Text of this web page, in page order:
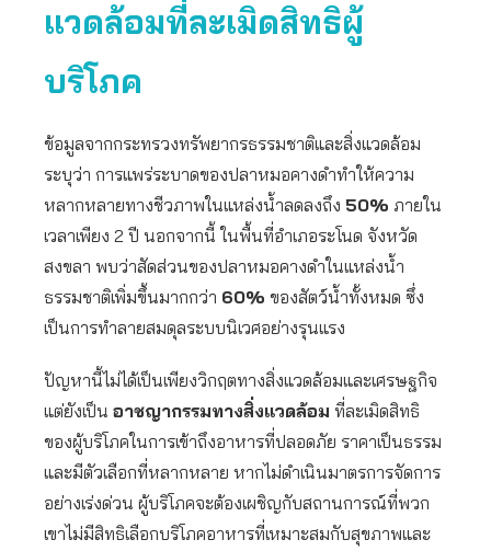
แวดล้อมที่ละเมิดสิทธิผู้
บริโภค
ข้อมูลจากกระทรวงทรัพยากรธรรมชาติและสิ่งแวดล้อม
ระบุว่า การแพร่ระบาดของปลาหมอคางดำทำให้ความ
หลากหลายทางชีวภาพในแหล่งน้ำลดลงถึง 50% ภายใน
เวลาเพียง 2 ปี นอกจากนี้ ในพื้นที่อำเภอระโนด จังหวัด
สงขลา พบว่าสัดส่วนของปลาหมอคางดำในแหล่งน้ำ
ธรรมชาติเพิ่มขึ้นมากกว่า 60% ของสัตว์น้ำทั้งหมด ซึ่ง
เป็นการทำลายสมดุลระบบนิเวศอย่างรุนแรง
ปัญหานี้ไม่ได้เป็นเพียงวิกฤตทางสิ่งแวดล้อมและเศรษฐกิจ
แต่ยังเป็น อาชญากรรมทางสิ่งแวดล้อม ที่ละเมิดสิทธิ
ของผู้บริโภคในการเข้าถึงอาหารที่ปลอดภัย ราคาเป็นธรรม
และมีตัวเลือกที่หลากหลาย หากไม่ดำเนินมาตรการจัดการ
อย่างเร่งด่วน ผู้บริโภคจะต้องเผชิญกับสถานการณ์ที่พวก
เขาไม่มีสิทธิเลือกบริโภคอาหารที่เหมาะสมกับสุขภาพและ